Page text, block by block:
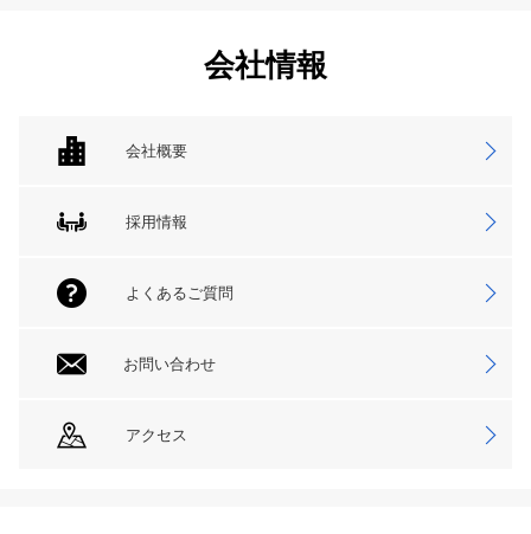
会社情報
会社概要
採用情報
よくあるご質問
お問い合わせ
アクセス